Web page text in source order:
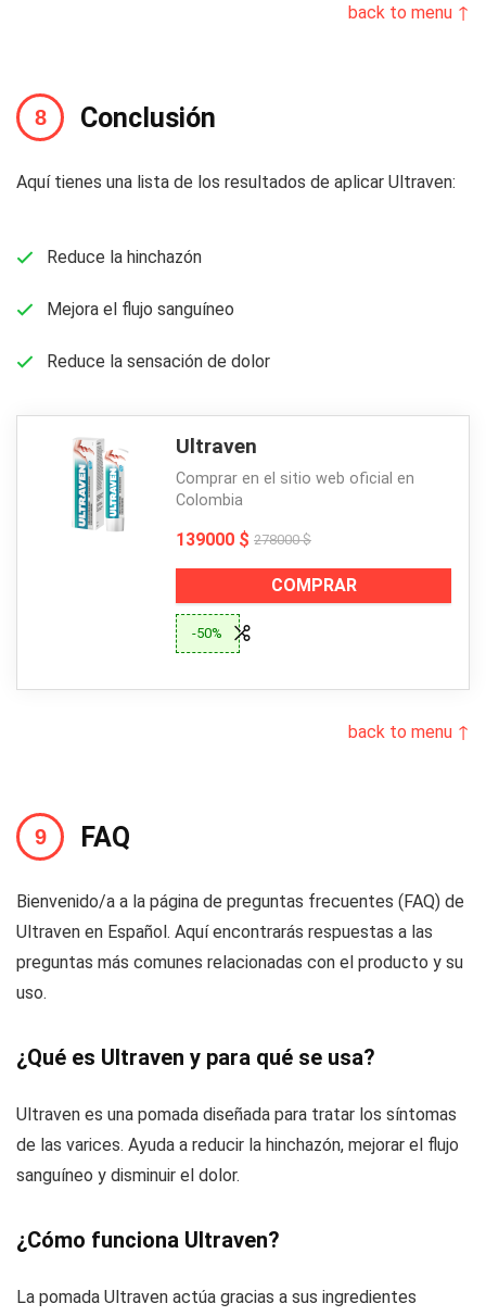
back to menu ↑
Conclusión
Aquí tienes una lista de los resultados de aplicar Ultraven:
Reduce la hinchazón
Mejora el flujo sanguíneo
Reduce la sensación de dolor
Ultraven
Comprar en el sitio web oficial en
Colombia
139000 $ 278000 $
COMPRAR
-50%
back to menu ↑
FAQ
Bienvenido/a a la página de preguntas frecuentes (FAQ) de
Ultraven en Español. Aquí encontrarás respuestas a las
preguntas más comunes relacionadas con el producto y su
uso.
¿Qué es Ultraven y para qué se usa?
Ultraven es una pomada diseñada para tratar los síntomas
de las varices. Ayuda a reducir la hinchazón, mejorar el flujo
sanguíneo y disminuir el dolor.
¿Cómo funciona Ultraven?
La pomada Ultraven actúa gracias a sus ingredientes